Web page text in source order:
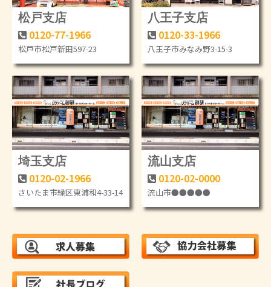
松戸支店
0120-77-1966
松戸市松戸新田597-23
八王子支店
0120-33-1966
八王子市みなみ野3-15-3
埼玉支店
0120-02-1966
さいたま市緑区東浦和4-33-14
流山支店
0120-02-0000
流山市●●●●●